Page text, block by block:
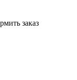
заказ